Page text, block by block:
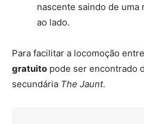
nascente saindo de uma
ao lado.
Para facilitar a locomoção
gratuito pode ser encontrado
secundária The Jaunt.